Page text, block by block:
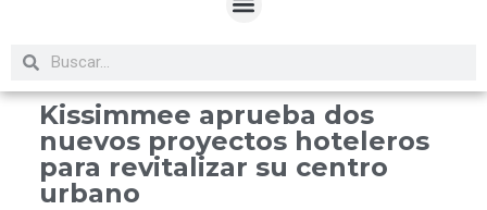
Kissimmee aprueba dos
nuevos proyectos hoteleros
para revitalizar su centro
urbano